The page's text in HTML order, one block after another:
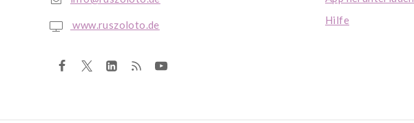
www.ruszoloto.de
Hilfe